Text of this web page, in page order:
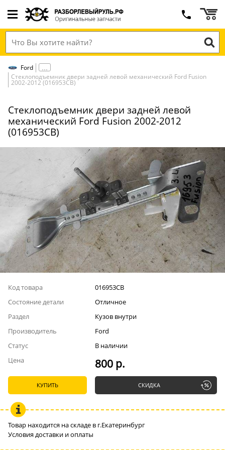
Ford
Стеклоподъемник двери задней левой механический Ford Fusion
2002-2012 (016953СВ)
Стеклоподъемник двери задней левой
механический Ford Fusion 2002-2012
(016953СВ)
Код товара
016953СВ
Состояние детали
Отличное
Раздел
Кузов внутри
Производитель
Ford
Статус
В наличии
Цена
800 р.
КУПИТЬ СКИДКА
Товар находится на складе в г.Екатеринбург
Условия доставки и оплаты